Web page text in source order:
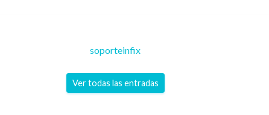
soporteinfix
Ver todas las entradas